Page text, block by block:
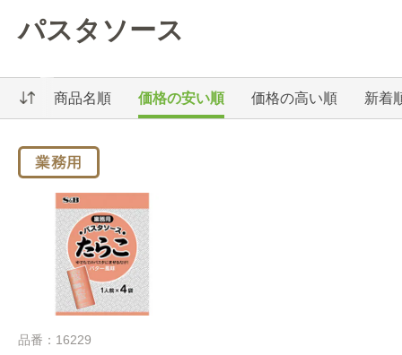
パスタソース
商品名順 価格の安い順 価格の高い順 新着
品番：16229